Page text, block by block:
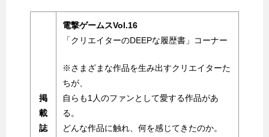
掲
載
誌
電撃ゲームスVol.16
「クリエイターのDEEPな履歴書」コーナー
※さまざまな作品を生み出すクリエイターた
ちが、
自らも1人のファンとして愛する作品があ
る。
どんな作品に触れ、何を感じてきたのか。